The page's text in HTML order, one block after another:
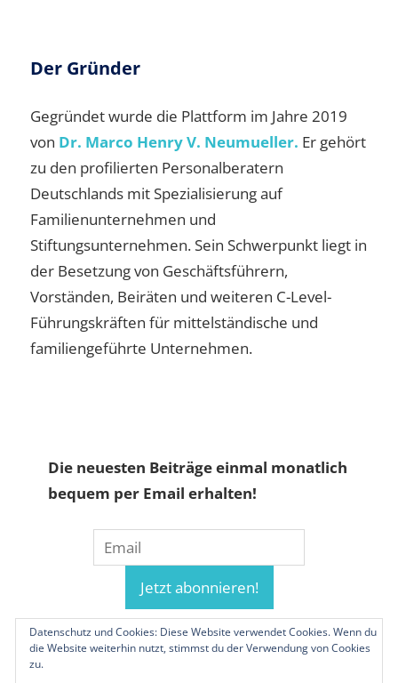
Der Gründer
Gegründet wurde die Plattform im Jahre 2019
von Dr. Marco Henry V. Neumueller. Er gehört
zu den profilierten Personalberatern
Deutschlands mit Spezialisierung auf
Familienunternehmen und
Stiftungsunternehmen. Sein Schwerpunkt liegt in
der Besetzung von Geschäftsführern,
Vorständen, Beiräten und weiteren C-Level-
Führungskräften für mittelständische und
familiengeführte Unternehmen.
Die neuesten Beiträge einmal monatlich
bequem per Email erhalten!
Datenschutz und Cookies: Diese Website verwendet Cookies. Wenn du
die Website weiterhin nutzt, stimmst du der Verwendung von Cookies
zu.